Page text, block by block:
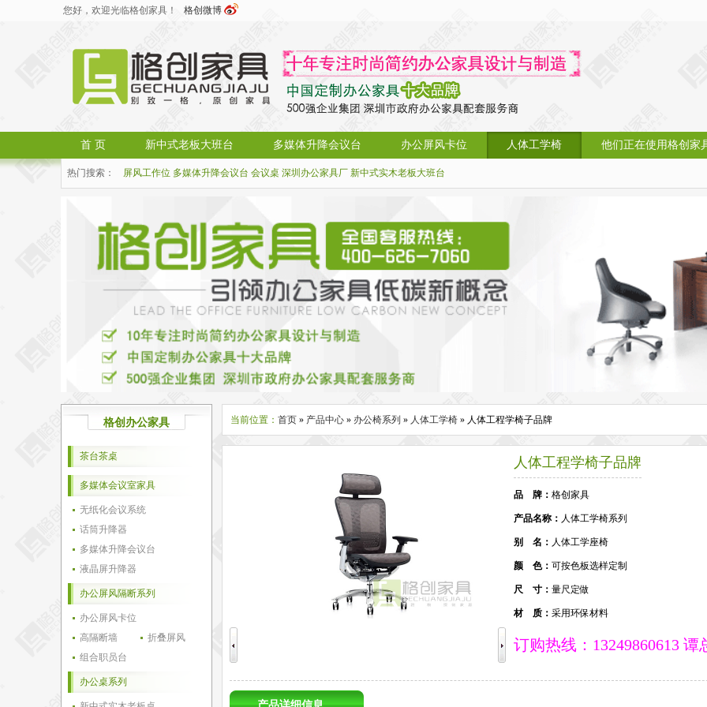
您好，欢迎光临格创家具！ 格创微博
首 页 新中式老板大班台 多媒体升降会议台 办公屏风卡位 人体工学椅 他们正在使用格创家
热门搜索： 屏风工作位 多媒体升降会议台 会议桌 深圳办公家具厂 新中式实木老板大班台
格创办公家具
茶台茶桌
多媒体会议室家具
无纸化会议系统
话筒升降器
多媒体升降会议台
液晶屏升降器
办公屏风隔断系列
办公屏风卡位
高隔断墙
折叠屏风
组合职员台
办公桌系列
当前位置： 首页 » 产品中心 » 办公椅系列 » 人体工学椅 » 人体工程学椅子品牌
人体工程学椅子品牌
品 牌： 格创家具
产品名称： 人体工学椅系列
别 名： 人体工学座椅
颜 色： 可按色板选样定制
尺 寸： 量尺定做
材 质： 采用环保材料
订购热线：13249860613 谭